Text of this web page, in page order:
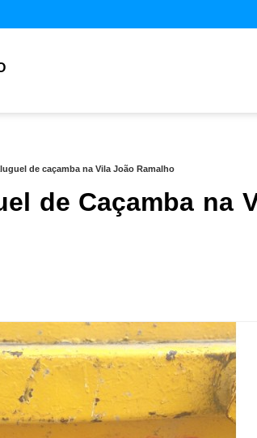
de caçamba na Vila João Ramalho
de Caçamba na